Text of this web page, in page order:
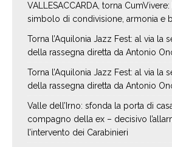
VALLESACCARDA, torna
simbolo di condivisione, armonia e
Torna l’Aquilonia Jazz Fest: al via la
della rassegna diretta da Antonio
Torna l’Aquilonia Jazz Fest: al via la
della rassegna diretta da Antonio
Valle dell’Irno: sfonda la porta di
compagno della ex – decisivo
l’intervento dei Carabinieri